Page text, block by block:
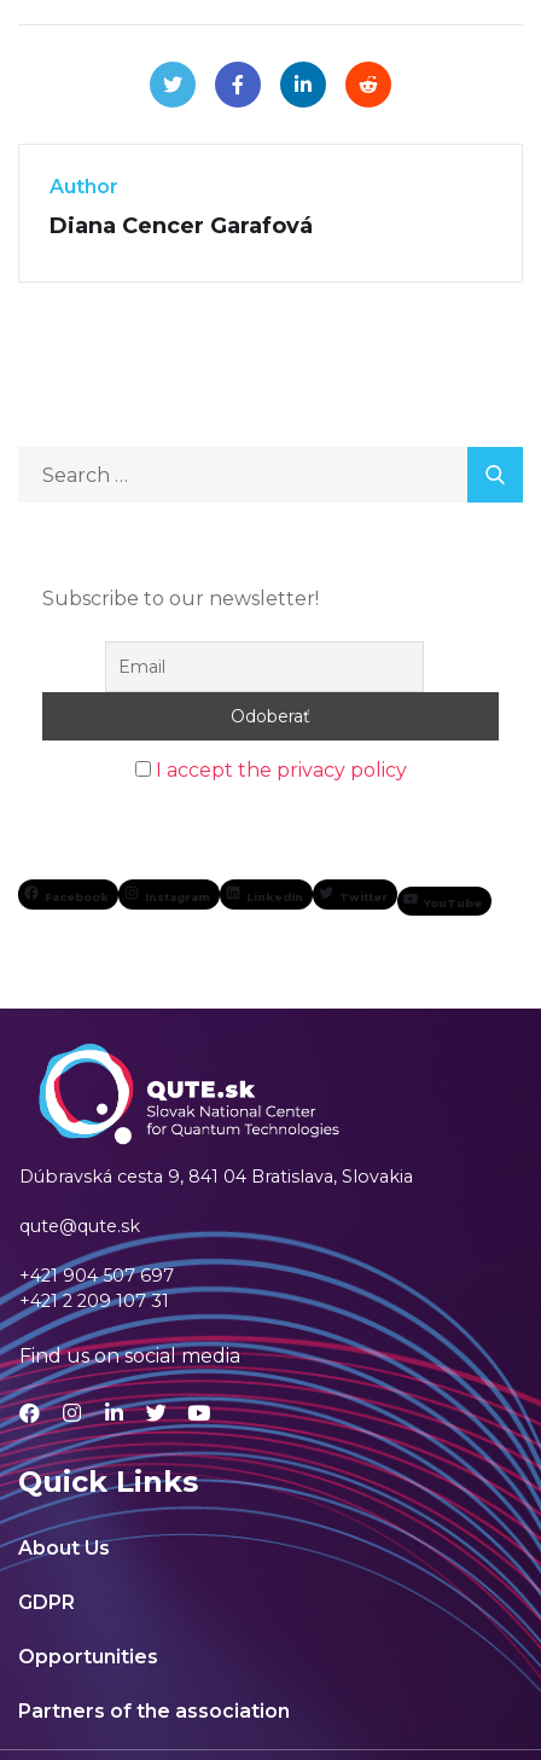
Author
Diana Cencer Garafová
Subscribe to our newsletter!
I accept the privacy policy
Facebook Instagram LinkedIn Twitter YouTube
Dúbravská cesta 9, 841 04 Bratislava, Slovakia
qute@qute.sk
+421 904 507 697
+421 2 209 107 31
Find us on social media
Quick Links
About Us
GDPR
Opportunities
Partners of the association